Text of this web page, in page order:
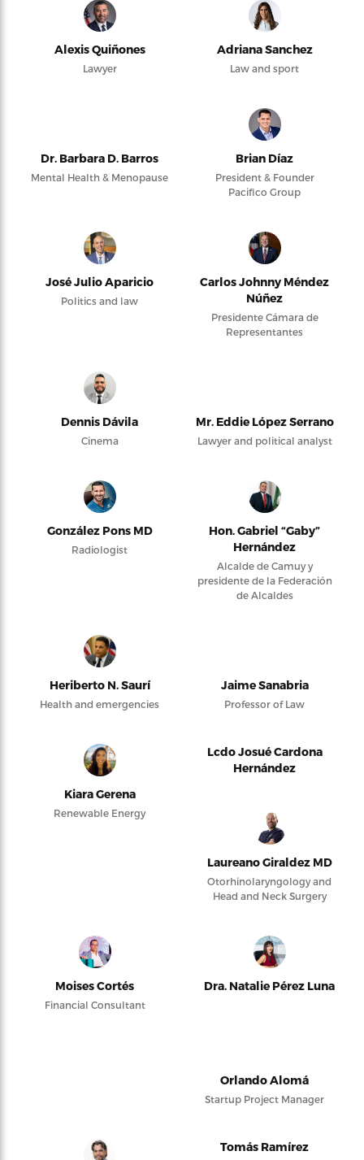
Alexis Quiñones
Lawyer
Adriana Sanchez
Law and sport
Dr. Barbara D. Barros
Mental Health & Menopause
Brian Díaz
President & Founder
Pacifico Group
José Julio Aparicio
Politics and law
Carlos Johnny Méndez
Núñez
Presidente Cámara de
Representantes
Dennis Dávila
Cinema
Mr. Eddie López Serrano
Lawyer and political analyst
González Pons MD
Radiologist
Hon. Gabriel “Gaby”
Hernández
Alcalde de Camuy y
presidente de la Federación
de Alcaldes
Heriberto N. Saurí
Health and emergencies
Jaime Sanabria
Professor of Law
Kiara Gerena
Renewable Energy
Lcdo Josué Cardona
Hernández
Laureano Giraldez MD
Otorhinolaryngology and
Head and Neck Surgery
Moises Cortés
Financial Consultant
Dra. Natalie Pérez Luna
Orlando Alomá
Startup Project Manager
Tomás Ramírez